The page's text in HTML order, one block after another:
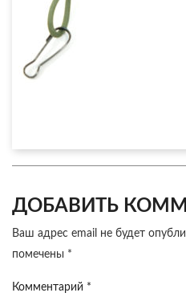
ДОБАВИТЬ
Ваш адрес email не будет
помечены *
Комментарий *